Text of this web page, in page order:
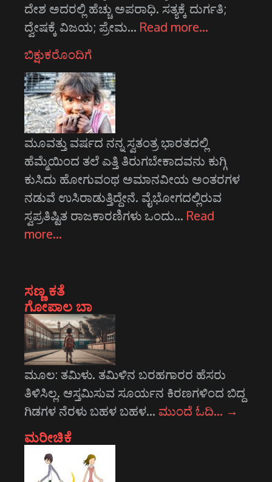
ದೇಶ ಅದರಲ್ಲಿ ಹೆಚ್ಚು ಅಪರಾಧಿ. ಸತ್ಯಕ್ಕೆ ದುರ್ಗತಿ;
ದ್ವೇಷಕ್ಕೆ ವಿಜಯ; ಪ್ರೇಮ… Read more…
ಬಿಕ್ಷುಕರೊಂದಿಗೆ
ಮೂವತ್ತು ವರ್ಷದ ನನ್ನ ಸ್ವತಂತ್ರ ಭಾರತದಲ್ಲಿ
ಹೆಮ್ಮೆಯಿಂದ ತಲೆ ಎತ್ತಿ ತಿರುಗಬೇಕಾದವನು ಕುಗ್ಗಿ
ಕುಸಿದು ಹೋಗುವಂಥ ಅಮಾನವೀಯ ಅಂತರಗಳ
ನಡುವೆ ಉಸಿರಾಡುತ್ತಿದ್ದೇನೆ. ವೈಭೋಗದಲ್ಲಿರುವ
ಸ್ವಪ್ರತಿಷ್ಟಿತ ರಾಜಕಾರಣಿಗಳು ಒಂದು… Read
more…
ಸಣ್ಣ ಕತೆ
ಗೋಪಾಲ ಬಾ
ಮೂಲ: ತಮಿಳು. ತಮಿಳಿನ ಬರಹಗಾರರ ಹೆಸರು
ತಿಳಿಸಿಲ್ಲ. ಆಸ್ತಮಿಸುವ ಸೂರ್ಯನ ಕಿರಣಗಳಿಂದ ಬಿದ್ದ
ಗಿಡಗಳ ನೆರಳು ಬಹಳ ಬಹಳ… ಮುಂದೆ ಓದಿ… →
ಮರೀಚಿಕೆ